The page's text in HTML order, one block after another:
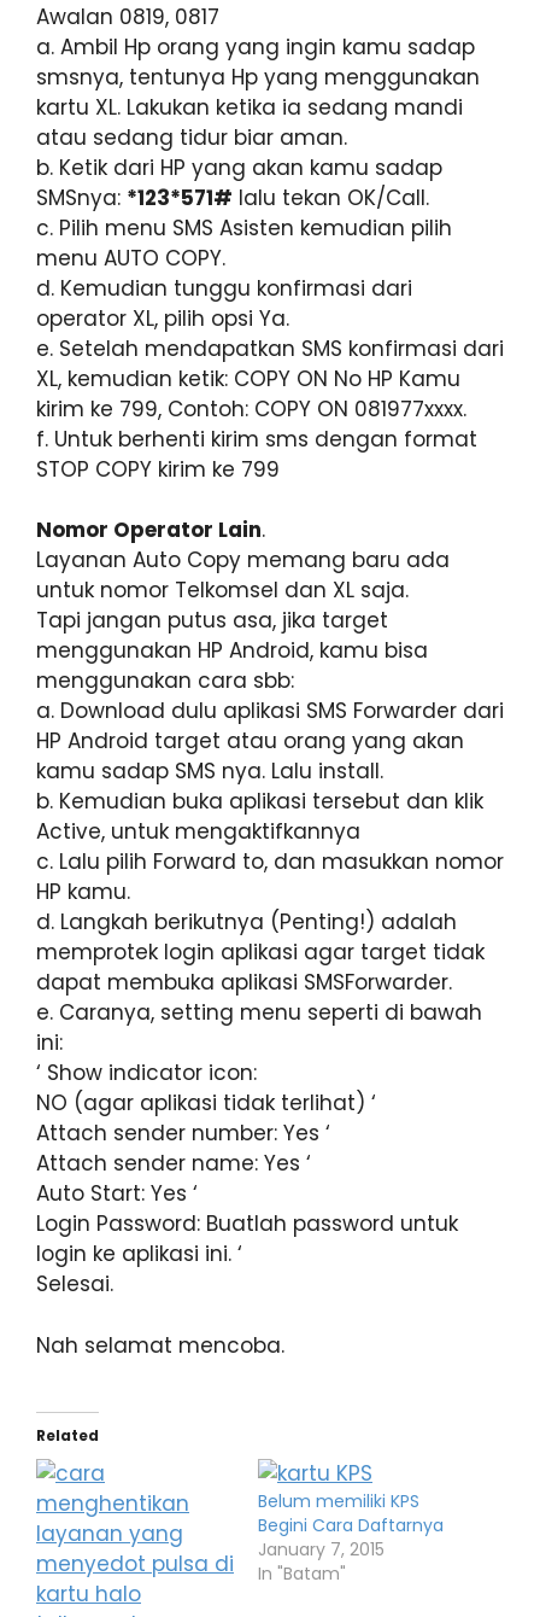
Awalan 0819, 0817
a. Ambil Hp orang yang ingin kamu sadap
smsnya, tentunya Hp yang menggunakan
kartu XL. Lakukan ketika ia sedang mandi
atau sedang tidur biar aman.
b. Ketik dari HP yang akan kamu sadap
SMSnya: *123*571# Ialu tekan OK/Call.
c. Pilih menu SMS Asisten kemudian pilih
menu AUTO COPY.
d. Kemudian tunggu konfirmasi dari
operator XL, pilih opsi Ya.
e. Setelah mendapatkan SMS konfirmasi dari
XL, kemudian ketik: COPY ON No HP Kamu
kirim ke 799, Contoh: COPY ON 081977xxxx.
f. Untuk berhenti kirim sms dengan format
STOP COPY kirim ke 799
Nomor Operator Lain.
Layanan Auto Copy memang baru ada
untuk nomor Telkomsel dan XL saja.
Tapi jangan putus asa, jika target
menggunakan HP Android, kamu bisa
menggunakan cara sbb:
a. Download dulu aplikasi SMS Forwarder dari
HP Android target atau orang yang akan
kamu sadap SMS nya. Lalu install.
b. Kemudian buka aplikasi tersebut dan klik
Active, untuk mengaktifkannya
c. Lalu pilih Forward to, dan masukkan nomor
HP kamu.
d. Langkah berikutnya (Penting!) adalah
memprotek login aplikasi agar target tidak
dapat membuka aplikasi SMSForwarder.
e. Caranya, setting menu seperti di bawah
ini:
‘ Show indicator icon:
NO (agar aplikasi tidak terlihat) ‘
Attach sender number: Yes ‘
Attach sender name: Yes ‘
Auto Start: Yes ‘
Login Password: Buatlah password untuk
login ke aplikasi ini. ‘
SeIesai.
Nah selamat mencoba.
Related
Belum memiliki KPS
Begini Cara Daftarnya
January 7, 2015
In "Batam"